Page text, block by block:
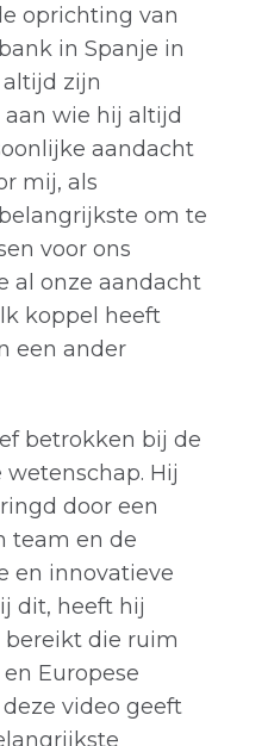
oprichting van
in Spanje in
altijd zijn
wie hij altijd
aandacht
mij, als
om te
voor ons
al onze aandacht
koppel heeft
een ander
betrokken bij de
Hij
door een
team en de
en innovatieve
dit, heeft hij
bereikt die ruim
Europese
video geeft